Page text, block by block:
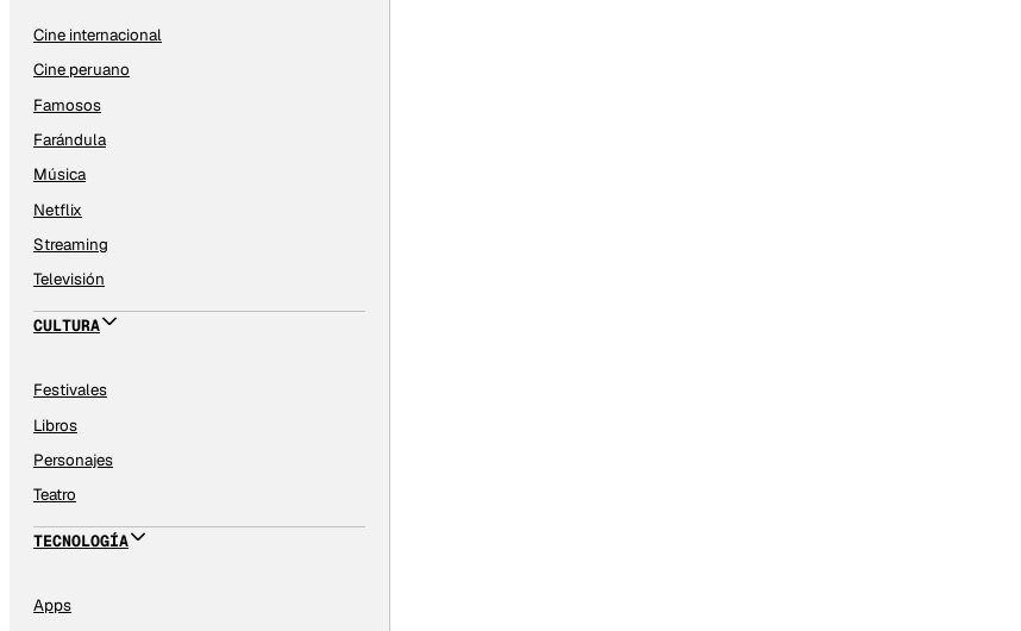
Cine internacional
Cine peruano
Famosos
Farándula
Música
Netflix
Streaming
Televisión
CULTURA
Festivales
Libros
Personajes
Teatro
TECNOLOGÍA
Apps